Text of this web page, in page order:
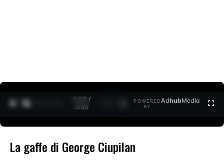
0:04 /
3:35
POWERED
BY
AdhubMedia
La gaffe di George Ciupilan